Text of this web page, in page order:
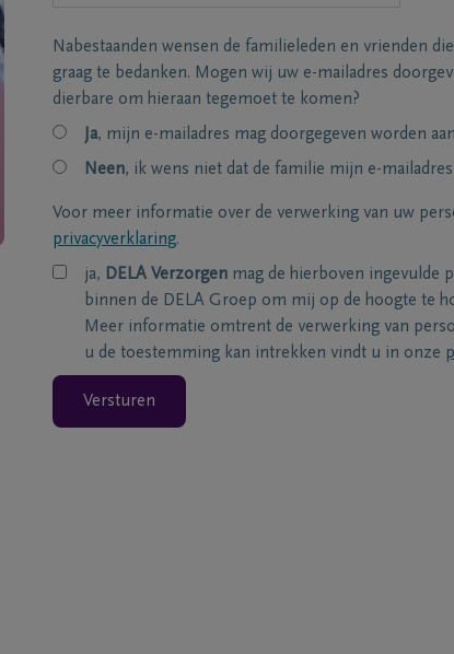
Nabestaanden wensen de familieleden en vrienden
graag te bedanken. Mogen wij uw e-mailadres
dierbare om hieraan tegemoet te komen?
Ja, mijn e-mailadres mag doorgegeven worden
Neen, ik wens niet dat de familie mijn e-
Voor meer informatie over de verwerking van uw
privacyverklaring.
ja, DELA Verzorgen mag de hierboven ingevulde
binnen de DELA Groep om mij op de hoogte te
Meer informatie omtrent de verwerking van
u de toestemming kan intrekken vindt u in onze
Versturen